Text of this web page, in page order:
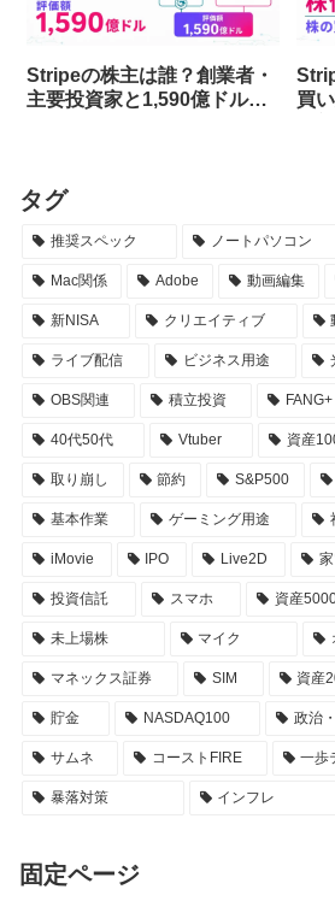
Stripeの株主は誰？創業者・
主要投資家と1,590億ドル評
買
タグ
推奨スペック ノートパソコン
Mac関係 Adobe 動画編集
新NISA クリエイティブ
ライブ配信 ビジネス用途
OBS関連 積立投資 FANG+
40代50代 Vtuber 資産
取り崩し 節約 S&P500
基本作業 ゲーミング用途
iMovie IPO Live2D
投資信託 スマホ 資産
未上場株 マイク
マネックス証券 SIM 資産
貯金 NASDAQ100 政治
サムネ コーストFIRE 一歩
暴落対策 インフレ
固定ページ